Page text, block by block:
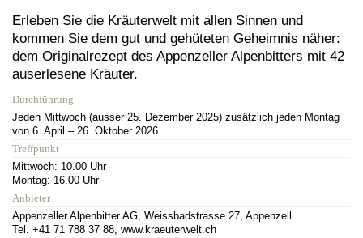
Erleben Sie die Kräuterwelt mit allen Sinnen und
kommen Sie dem gut und gehüteten Geheimnis näher:
dem Originalrezept des Appenzeller Alpenbitters mit 42
auserlesene Kräuter.
Durchführung
Jeden Mittwoch (ausser 25. Dezember 2025) zusätzlich jeden Montag
von 6. April – 26. Oktober 2026
Treffpunkt
Mittwoch: 10.00 Uhr
Montag: 16.00 Uhr
Anbieter
Appenzeller Alpenbitter AG, Weissbadstrasse 27, Appenzell
Tel. +41 71 788 37 88, www.kraeuterwelt.ch